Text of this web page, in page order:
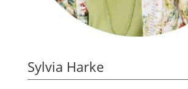
Sylvia Harke